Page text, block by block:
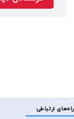
راه‌های ارتباطی